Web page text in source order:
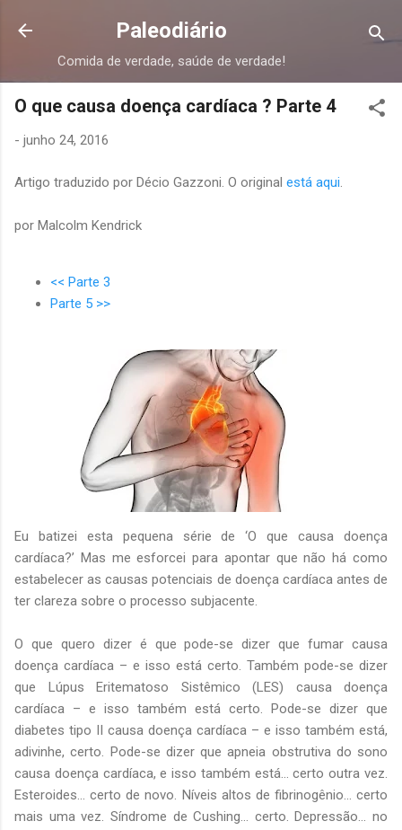
Pular para o conteúdo principal
Paleodiário
Comida de verdade, saúde de verdade!
O que causa doença cardíaca ? Parte 4
- junho 24, 2016
Artigo traduzido por Décio Gazzoni. O original está aqui
por Malcolm Kendrick
<< Parte 3
Parte 5 >>
Eu batizei esta pequena série de ‘O que causa doença
cardíaca?’ Mas me esforcei para apontar que não há como
estabelecer as causas potenciais de doença cardíaca antes de
ter clareza sobre o processo subjacente.
O que quero dizer é que pode-se dizer que fumar causa
doença cardíaca – e isso está certo. Também pode-se dizer
que Lúpus Eritematoso Sistêmico (LES) causa doença
cardíaca – e isso também está certo. Pode-se dizer que
diabetes tipo II causa doença cardíaca – e isso também está,
adivinhe, certo. Pode-se dizer que apneia obstrutiva do sono
causa doença cardíaca, e isso também está... certo outra vez.
Esteroides... certo de novo. Níveis altos de fibrinogênio... certo
mais uma vez. Síndrome de Cushing... certo. Depressão... no